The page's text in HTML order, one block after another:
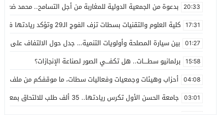
20:33 بدعوة من الجمعية الدولية للمغاربة من أجل التسامح.. محمد
17:31 كلية العلوم والتقنيات بسطات تزف الفوج الـ29 وتؤكد ريادتها في التكوين العلمي
01:27 بين سيارة المصلحة وأولويات التنمية… جدل حول الالتفاف على
15:58 برلمانيو سطــــات.. هل تكفـــي الصور لصناعة الإنجازات؟
04:08 أحزاب وهيئات وجمعيات وفعاليات سطات، ما موقفكم من ملف
03:01 جامعة الحسن الأول تكرس ريادتها.. 35 ألف طلب للالتحاق بمعهد الرقمنة والذكاء الاصطناعي